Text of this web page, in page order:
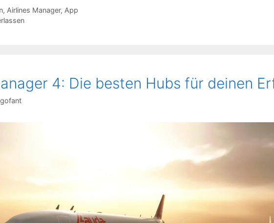
, Airlines Manager, App
4: Die besten Hubs für deinen